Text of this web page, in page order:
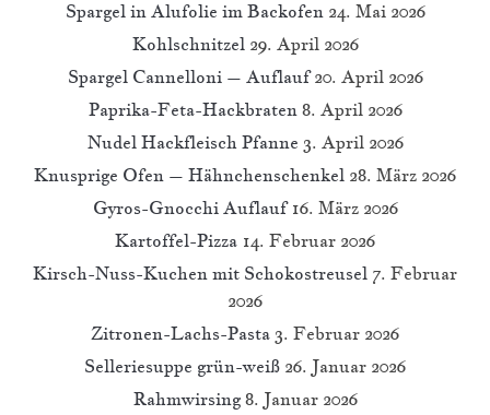
Spargel in Alufolie im Backofen 24. Mai 2026
Kohlschnitzel 29. April 2026
Spargel Cannelloni – Auflauf 20. April 2026
Paprika-Feta-Hackbraten 8. April 2026
Nudel Hackfleisch Pfanne 3. April 2026
Knusprige Ofen – Hähnchenschenkel 28. März 2026
Gyros-Gnocchi Auflauf 16. März 2026
Kartoffel-Pizza 14. Februar 2026
Kirsch-Nuss-Kuchen mit Schokostreusel 7. Februar
2026
Zitronen-Lachs-Pasta 3. Februar 2026
Selleriesuppe grün-weiß 26. Januar 2026
Rahmwirsing 8. Januar 2026